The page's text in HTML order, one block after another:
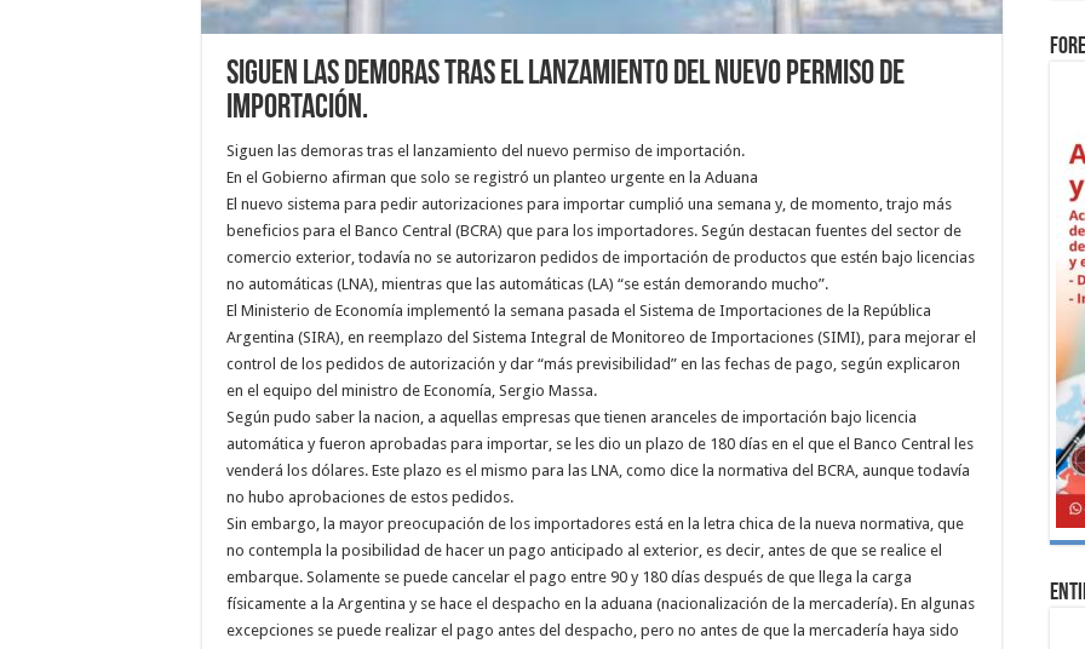
Siguen las demoras tras el lanzamiento del nuevo permiso de
importación.
Siguen las demoras tras el lanzamiento del nuevo permiso de importación.
En el Gobierno afirman que solo se registró un planteo urgente en la Aduana
El nuevo sistema para pedir autorizaciones para importar cumplió una semana y, de momento, trajo más
beneficios para el Banco Central (BCRA) que para los importadores. Según destacan fuentes del sector de
comercio exterior, todavía no se autorizaron pedidos de importación de productos que estén bajo licencias
no automáticas (LNA), mientras que las automáticas (LA) “se están demorando mucho”.
El Ministerio de Economía implementó la semana pasada el Sistema de Importaciones de la República
Argentina (SIRA), en reemplazo del Sistema Integral de Monitoreo de Importaciones (SIMI), para mejorar el
control de los pedidos de autorización y dar “más previsibilidad” en las fechas de pago, según explicaron
en el equipo del ministro de Economía, Sergio Massa.
Según pudo saber la nacion, a aquellas empresas que tienen aranceles de importación bajo licencia
automática y fueron aprobadas para importar, se les dio un plazo de 180 días en el que el Banco Central les
venderá los dólares. Este plazo es el mismo para las LNA, como dice la normativa del BCRA, aunque todavía
no hubo aprobaciones de estos pedidos.
Sin embargo, la mayor preocupación de los importadores está en la letra chica de la nueva normativa, que
no contempla la posibilidad de hacer un pago anticipado al exterior, es decir, antes de que se realice el
embarque. Solamente se puede cancelar el pago entre 90 y 180 días después de que llega la carga
físicamente a la Argentina y se hace el despacho en la aduana (nacionalización de la mercadería). En algunas
excepciones se puede realizar el pago antes del despacho, pero no antes de que la mercadería haya sido